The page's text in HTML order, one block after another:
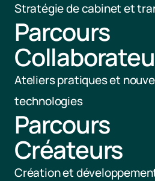
Stratégie de cabinet et
Parcours
Ateliers pratiques et
technologies
Parcours
Créateurs
Création et